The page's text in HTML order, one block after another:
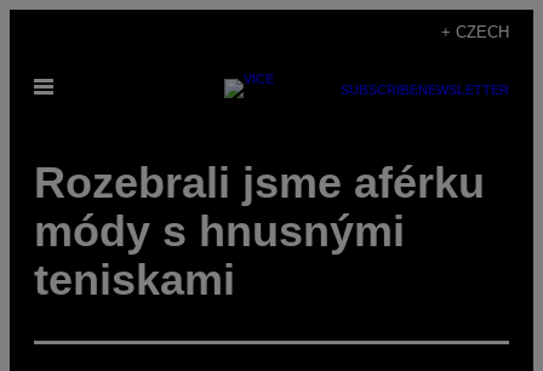
content
+ CZECH
Open
SUBSCRIBENEWSLETTER
Rozebrali jsme aférku
módy s hnusnými
teniskami